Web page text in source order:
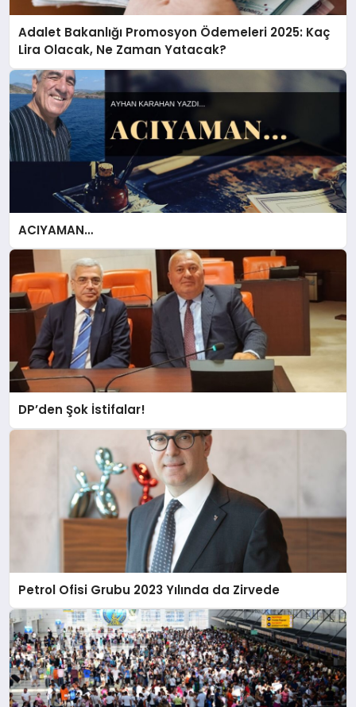
Adalet Bakanlığı Promosyon Ödemeleri 2025: Kaç
Lira Olacak, Ne Zaman Yatacak?
ACIYAMAN…
DP’den Şok İstifalar!
Petrol Ofisi Grubu 2023 Yılında da Zirvede